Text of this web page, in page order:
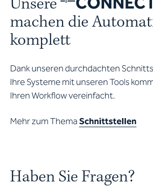
Unsere
machen die
komplett
Dank unseren durchdachten
Ihre Systeme mit unseren Tools
Ihren Workflow vereinfacht.
Mehr zum ThemaSchnittstellen
Haben Sie Fragen?